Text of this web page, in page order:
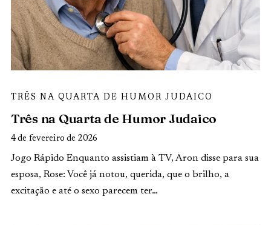
TRÊS NA QUARTA DE HUMOR JUDAICO
Três na Quarta de Humor Judaico
4 de fevereiro de 2026
Jogo Rápido Enquanto assistiam à TV, Aron disse para sua
esposa, Rose: Você já notou, querida, que o brilho, a
excitação e até o sexo parecem ter…